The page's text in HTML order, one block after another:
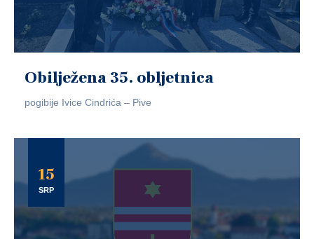
Obilježena 35. obljetnica
pogibije Ivice Cindrića – Pive
15
SRP